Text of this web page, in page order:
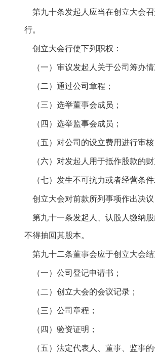
第九十条发起人应当在创立大会
行。
创立大会行使下列职权：
（一）审议发起人关于公司筹办情
（二）通过公司章程；
（三）选举董事会成员；
（四）选举监事会成员；
（五）对公司的设立费用进行审核
（六）对发起人用于抵作股款的财
（七）发生不可抗力或者经营条
创立大会对前款所列事项作出决
第九十一条发起人、认股人缴纳
不得抽回其股本。
第九十二条董事会应于创立大会
（一）公司登记申请书；
（二）创立大会的会议记录；
（三）公司章程；
（四）验资证明；
（五）法定代表人、董事、监事